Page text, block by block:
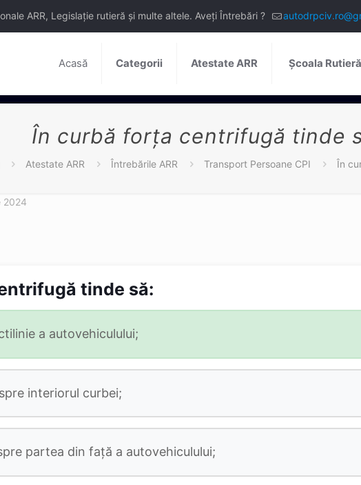
ARR, Legislație rutieră și multe altele. Aveți Întrebări ?
Acasă Categorii Atestate ARR Școala
În curbă forța centrifugă tinde
Atestate ARR Întrebările ARR Transport Persoane CPI În
2024
tinde să:
a autovehiculului;
interiorul curbei;
partea din față a autovehiculului;